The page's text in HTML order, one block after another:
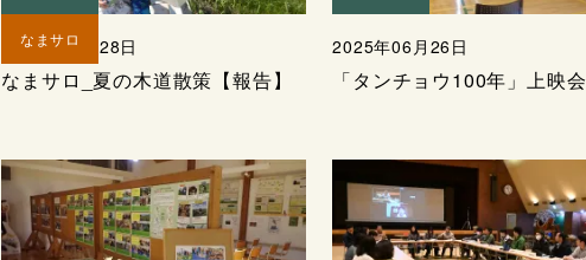
なまサロ
2025年06月28日
なまサロ_夏の木道散策【報告】
2025年06月26日
「タンチョウ100年」上映会